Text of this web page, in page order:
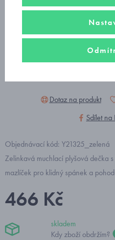
Dotaz na produkt
Sdílet na
Objednávací kód: Y21325_zelená
Zelinkavá muchlací plyšová dečka
mazlíček pro klidný spánek a
466 Kč
skladem
Kdy zboží obdržím?